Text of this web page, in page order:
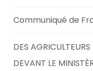
Communiqué de
DES
DEVANT LE